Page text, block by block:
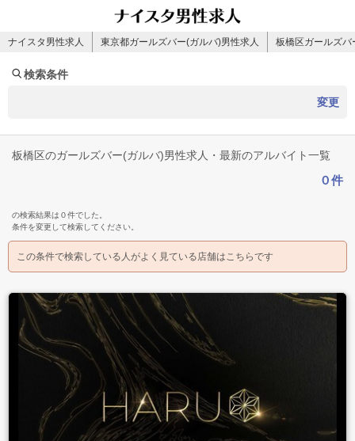
ナイスタ男性求人 東京都ガールズバー(ガルバ)男性求人 板橋区ガールズ
検索条件
変更
板橋区のガールズバー(ガルバ)男性求人・最新のアルバイト一覧
０件
の検索結果は０件でした。
条件を変更して検索してください。
この条件で検索している人がよく見ている店舗はこちらです